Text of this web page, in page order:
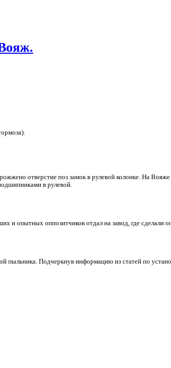
отверстие поз замок в рулевой колонке. На Вояже
в рулевой.
и опытных оппозитчиков отдал на завод, где сделали
пыльника. Подчеркнув информацию из статей по